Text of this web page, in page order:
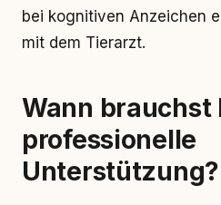
bei kognitiven Anzeichen
mit dem Tierarzt.
Wann brauchst
professionelle
Unterstützung?